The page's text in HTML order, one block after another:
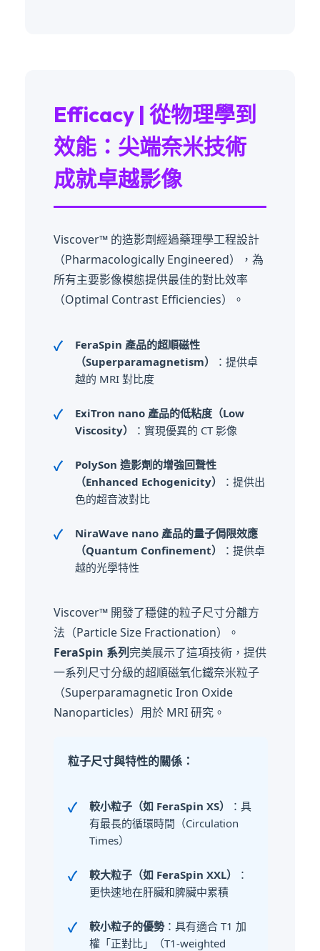
Efficacy | 從物理學到
效能：尖端奈米技術
成就卓越影像
Viscover™ 的造影劑經過藥理學工程設計
（Pharmacologically Engineered），為
所有主要影像模態提供最佳的對比效率
（Optimal Contrast Efficiencies）。
FeraSpin 產品的超順磁性
（Superparamagnetism）
：提供卓
越的 MRI 對比度
ExiTron nano 產品的低粘度（Low
Viscosity）
：實現優異的 CT 影像
PolySon 造影劑的增強回聲性
（Enhanced Echogenicity）
：提供出
色的超音波對比
NiraWave nano 產品的量子侷限效應
（Quantum Confinement）
：提供卓
越的光學特性
Viscover™ 開發了穩健的粒子尺寸分離方
法（Particle Size Fractionation）。
FeraSpin 系列 完美展示了這項技術，提供
一系列尺寸分級的超順磁氧化鐵奈米粒子
（Superparamagnetic Iron Oxide
Nanoparticles）用於 MRI 研究。
粒子尺寸與特性的關係：
較小粒子（如 FeraSpin XS）
：具
有最長的循環時間（Circulation
Times）
較大粒子（如 FeraSpin XXL）
：
更快速地在肝臟和脾臟中累積
較小粒子的優勢：具有適合 T1 加
權「正對比」（T1-weighted